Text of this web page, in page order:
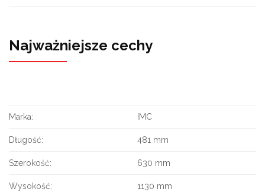
Najważniejsze cechy
Marka: IMC
Długość: 481 mm
Szerokość: 630 mm
Wysokość: 1130 mm